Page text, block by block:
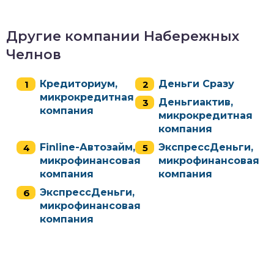
Другие компании Набережных
Челнов
Кредиториум,
микрокредитная
компания
Деньги Сразу
Деньгиактив,
микрокредитная
компания
Finline-Автозайм,
микрофинансовая
компания
ЭкспрессДеньги,
микрофинансовая
компания
ЭкспрессДеньги,
микрофинансовая
компания